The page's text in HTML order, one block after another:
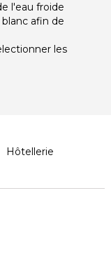
l'eau froide
afin de
les
Hôtellerie